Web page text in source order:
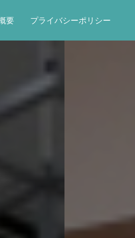
要 プライバシーポリシー